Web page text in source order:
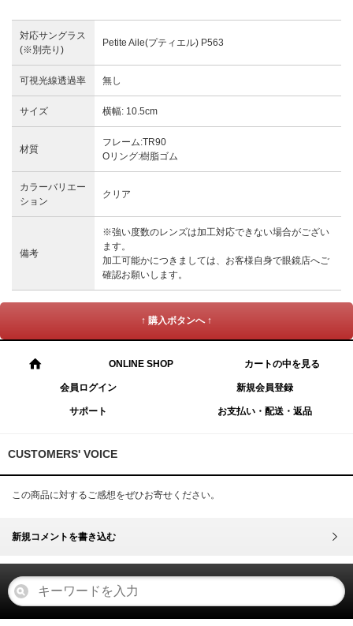
対応サングラス
(※別売り)
Petite Aile(プティエル) P563
可視光線透過率 無し
サイズ 横幅: 10.5cm
材質
フレーム:TR90
Oリング:樹脂ゴム
カラーバリエー
ション
クリア
備考
※強い度数のレンズは加工対応できない場合がござい
ます。
加工可能かにつきましては、お客様自身で眼鏡店へご
確認お願いします。
↑ 購入ボタンへ ↑
ONLINE SHOP カートの中を見る
会員ログイン 新規会員登録
サポート お支払い・配送・返品
CUSTOMERS' VOICE
この商品に対するご感想をぜひお寄せください。
新規コメントを書き込む